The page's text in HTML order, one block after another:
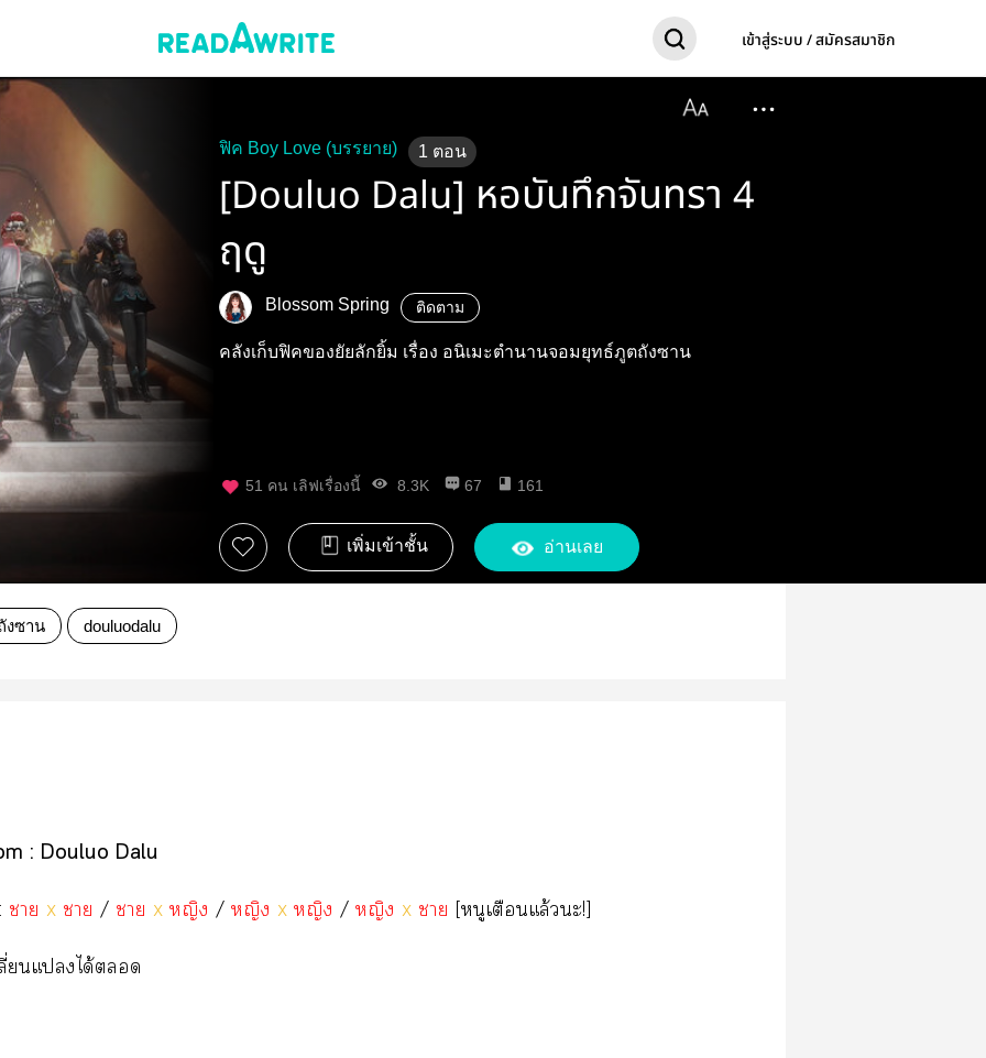
เข้าสู่ระบบ / สมัครสมาชิก
ฟิค Boy Love (บรรยาย) 1 ตอน
[Douluo Dalu] หอบันทึกจันทรา 4
ฤดู
Blossom Spring ติดตาม
คลังเก็บฟิคของยัยลักยิ้ม เรื่อง อนิเมะตำนานจอมยุทธ์ภูตถังซาน
51 คน เลิฟเรื่องนี้ 8.3K 67 161
เพิ่มเข้าชั้น อ่านเลย
งซาน douluodalu
: Douluo Dalu
า x า / า xหญิง / หญิง x หญิง / หญิง x า [หนูเตือนแล้วะ!]
ยนแได้